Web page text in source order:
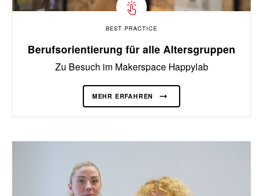
BEST PRACTICE
Berufsorientierung für alle Altersgruppen
Zu Besuch im Makerspace Happylab
MEHR ERFAHREN